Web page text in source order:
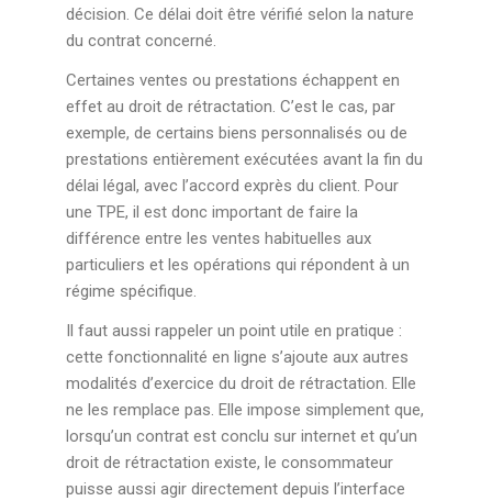
décision. Ce délai doit être vérifié selon la nature
du contrat concerné.
Certaines ventes ou prestations échappent en
effet au droit de rétractation. C’est le cas, par
exemple, de certains biens personnalisés ou de
prestations entièrement exécutées avant la fin du
délai légal, avec l’accord exprès du client. Pour
une TPE, il est donc important de faire la
différence entre les ventes habituelles aux
particuliers et les opérations qui répondent à un
régime spécifique.
Il faut aussi rappeler un point utile en pratique :
cette fonctionnalité en ligne s’ajoute aux autres
modalités d’exercice du droit de rétractation. Elle
ne les remplace pas. Elle impose simplement que,
lorsqu’un contrat est conclu sur internet et qu’un
droit de rétractation existe, le consommateur
puisse aussi agir directement depuis l’interface